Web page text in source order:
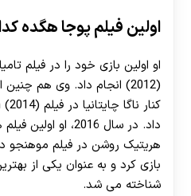
اولین فیلم پوجا هگده
(2012) انجام داد. وی هم
داد. در سال 2016، او
هریتیک روشن در فیلم موهنجو
بازی کرد و به عنوان یکی از
شناخته می شد.